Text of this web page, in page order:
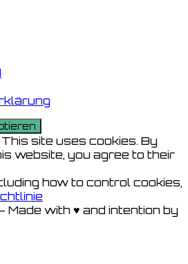
site uses cookies. By
website, you agree to their
how to control cookies,
with ♥ and intention by